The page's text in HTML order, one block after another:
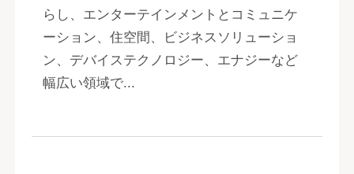
らし、エンターテインメントとコミュニケ
ーション、住空間、ビジネスソリューショ
ン、デバイステクノロジー、エナジーなど
幅広い領域で...